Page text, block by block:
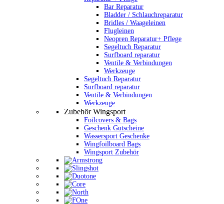
Bar Reparatur
Bladder / Schlauchreparatur
Bridles / Waageleinen
Flugleinen
Neopren Reparatur+ Pflege
Segeltuch Reparatur
Surfboard reparatur
Ventile & Verbindungen
Werkzeuge
Segeltuch Reparatur
Surfboard reparatur
Ventile & Verbindungen
Werkzeuge
Zubehör Wingsport
Foilcovers & Bags
Geschenk Gutscheine
Wassersport Geschenke
Wingfoilboard Bags
Wingsport Zubehör